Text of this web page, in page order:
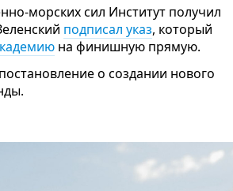
морских сил Институт получил
подписал указ, который
на финишную прямую.
о создании нового